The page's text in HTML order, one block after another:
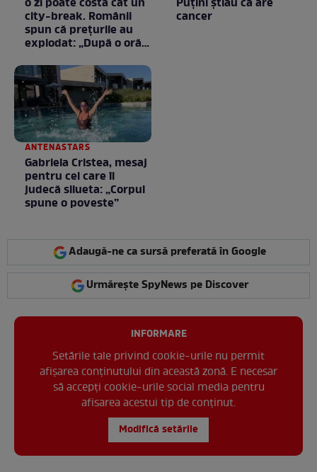
city-break. Românii
spun că prețurile au
explodat: „După o oră
cancer
ANTENASTARS
Gabriela Cristea, mesaj
pentru cei care îi
judecă silueta: „Corpul
spune o poveste”
Adaugă-ne ca sursă preferată în Google
Urmărește SpyNews pe Discover
INFORMARE
Setările tale privind cookie-urile nu permit
afișarea conținutului din această zonă. E necesar
să accepți cookie-urile social media pentru
afisarea acestui tip de conținut.
Modifică setările